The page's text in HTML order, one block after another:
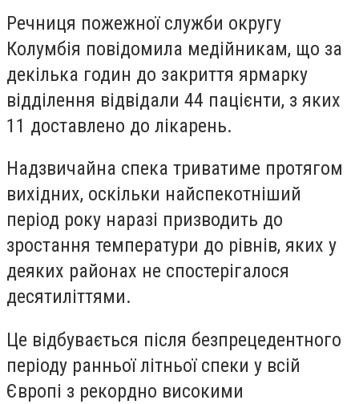
Речниця пожежної служби округу
Колумбія повідомила медійникам, що за
декілька годин до закриття ярмарку
відділення відвідали 44 пацієнти, з яких
11 доставлено до лікарень.
Надзвичайна спека триватиме протягом
вихідних, оскільки найспекотніший
період року наразі призводить до
зростання температури до рівнів, яких у
деяких районах не спостерігалося
десятиліттями.
Це відбувається після безпрецедентного
періоду ранньої літньої спеки у всій
Європі з рекордно високими